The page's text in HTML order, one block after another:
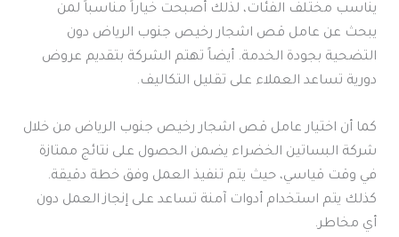
يناسب مختلف الفئات، لذلك أصبحت خياراً مناسباً لمن
يبحث عن عامل قص اشجار رخيص جنوب الرياض دون
التضحية بجودة الخدمة. أيضاً تهتم الشركة بتقديم عروض
دورية تساعد العملاء على تقليل التكاليف.
كما أن اختيار عامل قص اشجار رخيص جنوب الرياض من خلال
شركة البساتين الخضراء يضمن الحصول على نتائج ممتازة
في وقت قياسي، حيث يتم تنفيذ العمل وفق خطة دقيقة.
كذلك يتم استخدام أدوات آمنة تساعد على إنجاز العمل دون
أي مخاطر.